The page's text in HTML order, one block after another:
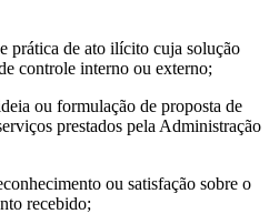
de ato ilícito cuja solução
controle interno ou externo;
ou formulação de proposta de
prestados pela Administração
ou satisfação sobre o
recebido;